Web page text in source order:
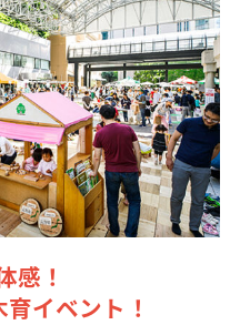
感！
イベント！